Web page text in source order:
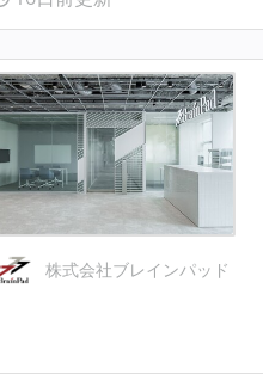
株式会社ブレインパッド